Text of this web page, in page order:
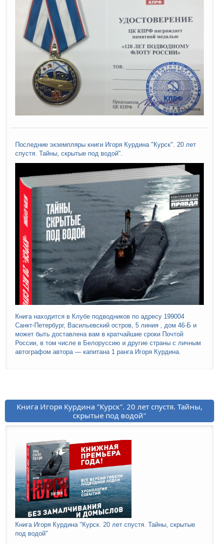
Последние экземпляры книги Игоря Курдина "Курск". 20 лет
спустя. Тайны, скрытые под водой".
Книга находится в Клубе подводников по адресу 199004
Санкт-Петербург, Васильевский остров, 5 линия , дом 46-Б и
может быть доставлена вам в кратчайшие сроки Почтой
России, в том числе в Белоруссию и другие страны с личным
автографом автора — капитана 1 ранга Игоря Курдина.
Книга Игоря Курдина "Курск". 20 лет спустя. Тайны,
скрытые под водой"
Книга Игоря Курдина "Курск. 20 лет спустя. Тайны, скрытые
под водой"